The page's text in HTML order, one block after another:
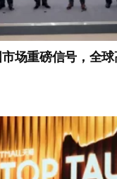
场重磅信号，全